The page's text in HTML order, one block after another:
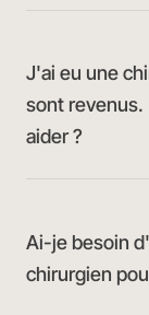
J'ai eu une
sont revenus.
aider ?
Ai-je besoin
chirurgien